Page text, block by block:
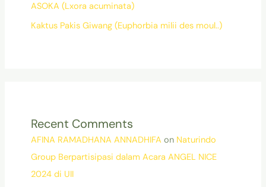
ASOKA (Lxora acuminata)
Kaktus Pakis Giwang (Euphorbia milii des moul..)
Recent Comments
AFINA RAMADHANA ANNADHIFA on Naturindo
Group Berpartisipasi dalam Acara ANGEL NICE
2024 di UII